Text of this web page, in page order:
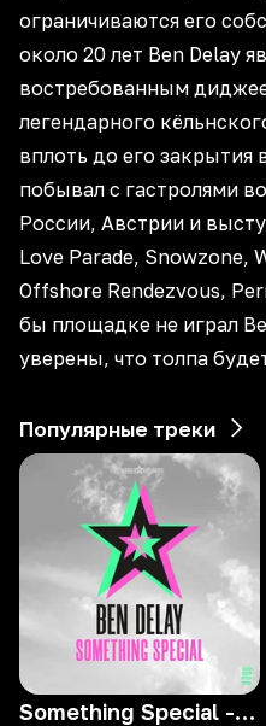
ограничиваются его
около 20 лет Ben Delay
востребованным
легендарного
вплоть до его закрытия
побывал с гастролями
России, Австрии и
Love Parade, Snowzone,
Offshore Rendezvous,
бы площадке не играл
уверены, что толпа
Популярные треки
Something Special - Radio Mix